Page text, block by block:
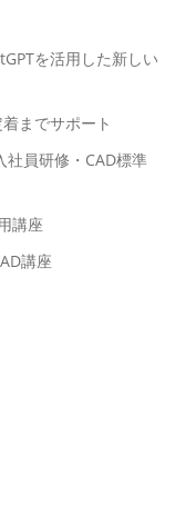
を活用した新しい
までサポート
社員研修・CAD標準
講座
講座